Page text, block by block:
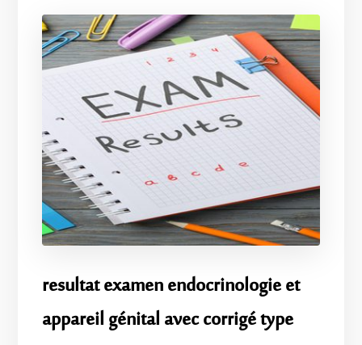
resultat examen endocrinologie et
appareil génital avec corrigé type